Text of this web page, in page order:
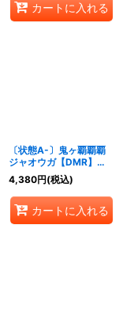
カートに入れる
〔状態A-〕鬼ヶ覇覇覇
ジャオウガ【DMR】
{24RP4DM1/DM1}
《多》
4,380円(税込)
カートに入れる